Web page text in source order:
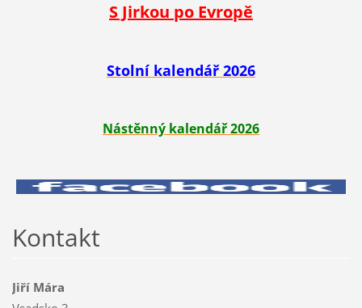
S Jirkou po Evropě
Stolní kalendář 2026
Nástěnný kalendář 2026
Kontakt
Jiří Mára